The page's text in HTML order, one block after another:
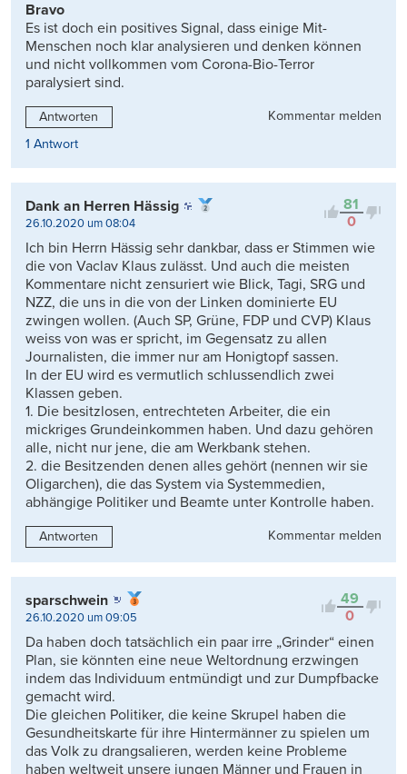
Bravo
Es ist doch ein positives Signal, dass einige Mit-
Menschen noch klar analysieren und denken können
und nicht vollkommen vom Corona-Bio-Terror
paralysiert sind.
Antworten
Kommentar melden
1 Antwort
81
0
Dank an Herren Hässig
26.10.2020 um 08:04
Ich bin Herrn Hässig sehr dankbar, dass er Stimmen wie
die von Vaclav Klaus zulässt. Und auch die meisten
Kommentare nicht zensuriert wie Blick, Tagi, SRG und
NZZ, die uns in die von der Linken dominierte EU
zwingen wollen. (Auch SP, Grüne, FDP und CVP) Klaus
weiss von was er spricht, im Gegensatz zu allen
Journalisten, die immer nur am Honigtopf sassen.
In der EU wird es vermutlich schlussendlich zwei
Klassen geben.
1. Die besitzlosen, entrechteten Arbeiter, die ein
mickriges Grundeinkommen haben. Und dazu gehören
alle, nicht nur jene, die am Werkbank stehen.
2. die Besitzenden denen alles gehört (nennen wir sie
Oligarchen), die das System via Systemmedien,
abhängige Politiker und Beamte unter Kontrolle haben.
Antworten Kommentar melden
49
0
sparschwein
26.10.2020 um 09:05
Da haben doch tatsächlich ein paar irre „Grinder“ einen
Plan, sie könnten eine neue Weltordnung erzwingen
indem das Individuum entmündigt und zur Dumpfbacke
gemacht wird.
Die gleichen Politiker, die keine Skrupel haben die
Gesundheitskarte für ihre Hintermänner zu spielen um
das Volk zu drangsalieren, werden keine Probleme
haben weltweit unsere jungen Männer und Frauen in